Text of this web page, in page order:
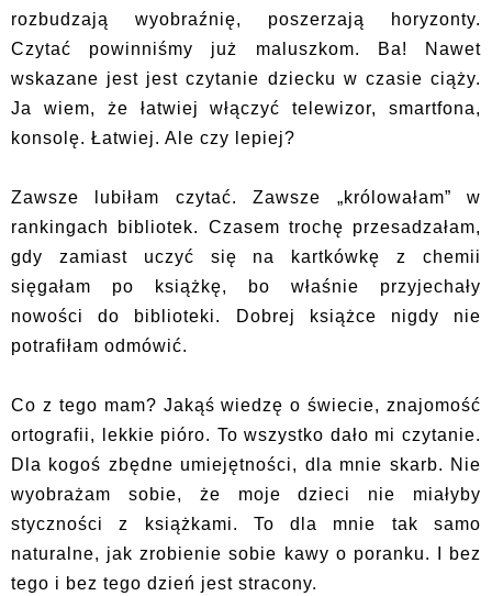
rozbudzają wyobraźnię, poszerzają horyzonty.
Czytać powinniśmy już maluszkom. Ba! Nawet
wskazane jest jest czytanie dziecku w czasie ciąży.
Ja wiem, że łatwiej włączyć telewizor, smartfona,
konsolę. Łatwiej. Ale czy lepiej?
Zawsze lubiłam czytać. Zawsze „królowałam” w
rankingach bibliotek. Czasem trochę przesadzałam,
gdy zamiast uczyć się na kartkówkę z chemii
sięgałam po książkę, bo właśnie przyjechały
nowości do biblioteki. Dobrej książce nigdy nie
potrafiłam odmówić.
Co z tego mam? Jakąś wiedzę o świecie, znajomość
ortografii, lekkie pióro. To wszystko dało mi czytanie.
Dla kogoś zbędne umiejętności, dla mnie skarb. Nie
wyobrażam sobie, że moje dzieci nie miałyby
styczności z książkami. To dla mnie tak samo
naturalne, jak zrobienie sobie kawy o poranku. I bez
tego i bez tego dzień jest stracony.